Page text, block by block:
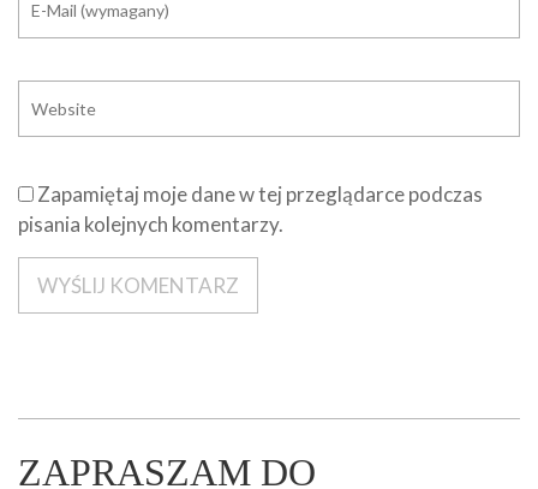
Zapamiętaj moje dane w tej przeglądarce podczas
pisania kolejnych komentarzy.
ZAPRASZAM DO